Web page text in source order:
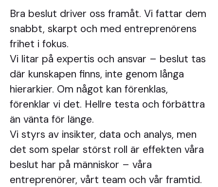
Bra beslut driver oss framåt. Vi fattar dem
snabbt, skarpt och med entreprenörens
frihet i fokus.
Vi litar på expertis och ansvar – beslut tas
där kunskapen finns, inte genom långa
hierarkier. Om något kan förenklas,
förenklar vi det. Hellre testa och förbättra
än vänta för länge.
Vi styrs av insikter, data och analys, men
det som spelar störst roll är effekten våra
beslut har på människor – våra
entreprenörer, vårt team och vår framtid.